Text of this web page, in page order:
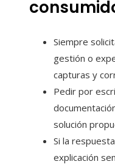
Siempre
gestión o
capturas y
Pedir por
solución
Si la
explicación